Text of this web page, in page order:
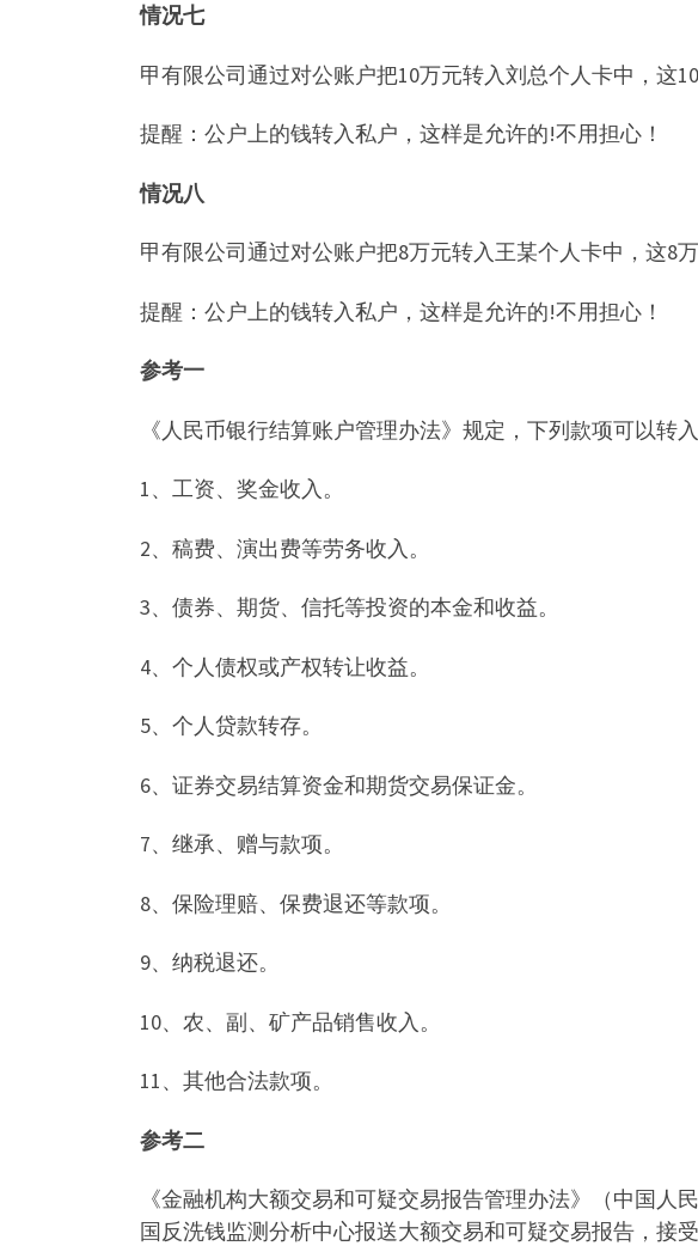
情况七
甲有限公司通过对公账户把10万元转入刘总个人卡中，这
提醒：公户上的钱转入私户，这样是允许的!不用担心！
情况八
甲有限公司通过对公账户把8万元转入王某个人卡中，这8
提醒：公户上的钱转入私户，这样是允许的!不用担心！
参考一
《人民币银行结算账户管理办法》规定，下列款项可以转
1、工资、奖金收入。
2、稿费、演出费等劳务收入。
3、债券、期货、信托等投资的本金和收益。
4、个人债权或产权转让收益。
5、个人贷款转存。
6、证券交易结算资金和期货交易保证金。
7、继承、赠与款项。
8、保险理赔、保费退还等款项。
9、纳税退还。
10、农、副、矿产品销售收入。
11、其他合法款项。
参考二
《金融机构大额交易和可疑交易报告管理办法》（中国
国反洗钱监测分析中心报送大额交易和可疑交易报告，接